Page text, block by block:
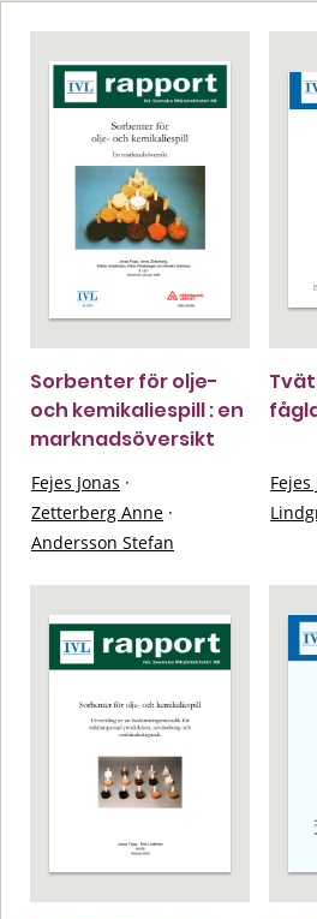
Sorbenter för olje-
och kemikaliespill : en
marknadsöversikt
Fejes Jonas ·
Zetterberg Anne ·
Andersson Stefan
Fejes